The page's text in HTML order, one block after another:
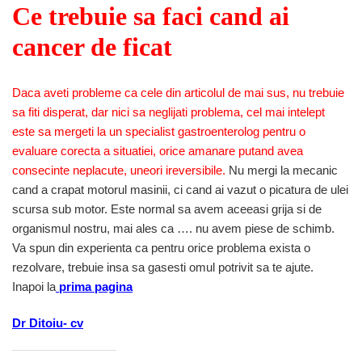
Ce trebuie sa faci cand ai
cancer de ficat
Daca aveti probleme ca cele din articolul de mai sus, nu trebuie
sa fiti disperat, dar nici sa neglijati problema, cel mai intelept
este sa mergeti la un specialist gastroenterolog pentru o
evaluare corecta a situatiei, orice amanare putand avea
consecinte neplacute, uneori ireversibile. Nu mergi la mecanic
cand a crapat motorul masinii, ci cand ai vazut o picatura de ulei
scursa sub motor. Este normal sa avem aceeasi grija si de
organismul nostru, mai ales ca …. nu avem piese de schimb.
Va spun din experienta ca pentru orice problema exista o
rezolvare, trebuie insa sa gasesti omul potrivit sa te ajute.
Inapoi la prima pagina
Dr Ditoiu- cv